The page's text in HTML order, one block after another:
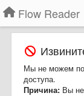
Flow Reader
Мы не можем
доступа.
Причина: Вы